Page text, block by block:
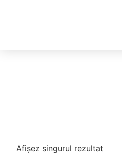
Afișez singurul rezultat